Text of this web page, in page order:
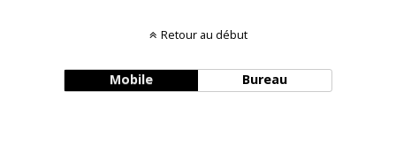
Retour au début
Mobile Bureau